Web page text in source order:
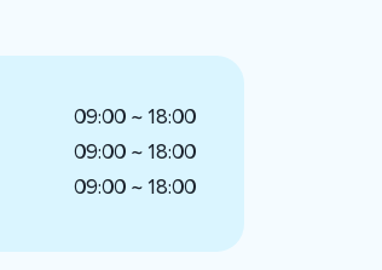
09:00 ~ 18:00
09:00 ~ 18:00
09:00 ~ 18:00